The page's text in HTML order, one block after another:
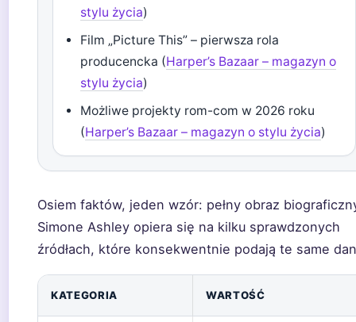
stylu życia)
Film „Picture This” – pierwsza rola
producencka (Harper’s Bazaar – magazyn o
stylu życia)
Możliwe projekty rom-com w 2026 roku
(Harper’s Bazaar – magazyn o stylu życia)
Osiem faktów, jeden wzór: pełny obraz
Simone Ashley opiera się na kilku sprawdzonych
źródłach, które konsekwentnie podają te same
KATEGORIA WARTOŚĆ